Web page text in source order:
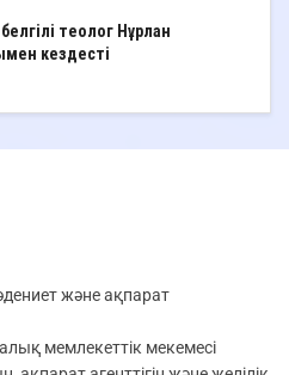
теолог Нұрлан
кездесті
және ақпарат
мемлекеттік мекемесі